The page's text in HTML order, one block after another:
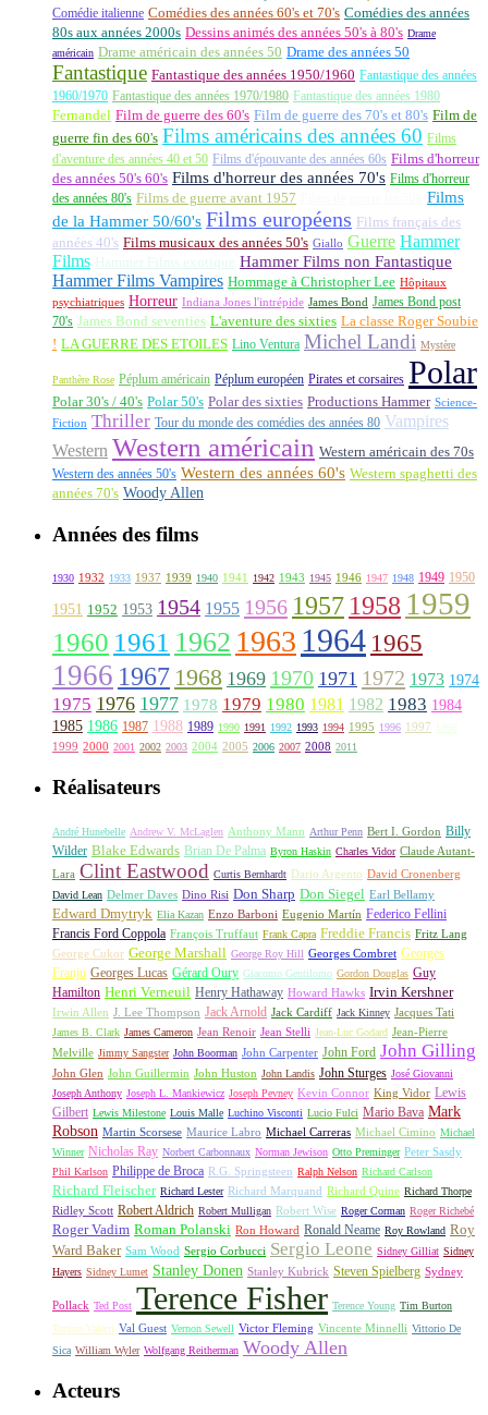
Comédie italienne Comédies des années 60's et 70's Comédies des années
80s aux années 2000s Dessins animés des années 50's à 80's Drame
américain Drame américain des années 50 Drame des années 50
Fantastique Fantastique des années 1950/1960 Fantastique des années
1960/1970 Fantastique des années 1970/1980 Fantastique des années 1980
Fernandel Film de guerre des 60's Film de guerre des 70's et 80's Film de
guerre fin des 60's Films américains des années 60 Films
d'aventure des années 40 et 50 Films d'épouvante des années 60s Films d'horreur
des années 50's 60's Films d'horreur des années 70's Films d'horreur
des années 80's Films de guerre avant 1957
Films
de la Hammer 50/60's Films européens Films français des
années 40's Films musicaux des années 50's Giallo Guerre Hammer
Films Hammer Films exotique Hammer Films non Fantastique
Hammer Films Vampires Hommage à Christopher Lee Hôpitaux
psychiatriques Horreur Indiana Jones l'intrépide James Bond James Bond post
70's James Bond seventies L'aventure des sixties La classe Roger Soubie
! LA GUERRE DES ETOILES Lino Ventura Michel Landi Mystère
Panthère Rose Péplum américain Péplum européen Pirates et corsaires Polar
Polar 30's / 40's Polar 50's Polar des sixties Productions Hammer Science-
Fiction Thriller Tour du monde des comédies des années 80 Vampires
Western Western américain Western américain des 70s
Western des années 50's Western des années 60's Western spaghetti des
années 70's Woody Allen
Années des films
1930 1932 1933 1937 1939 1940 1941 1942 1943 1945 1946 1947 1948 1949 1950
1951 1952 1953 1954 1955 1956 1957 1958 1959
1960 1961 1962 1963 1964 1965
1966 1967 1968 1969 1970 1971 1972 1973 1974
1975 1976 1977 1978 1979 1980 1981 1982 1983 1984
1985 1986 1987 1988 1989 1990 1991 1992 1993 1994 1995 1996 1997 1998
1999 2000 2001 2002 2003 2004 2005 2006 2007 2008 2011
Réalisateurs
André Hunebelle Andrew V. McLaglen Anthony Mann Arthur Penn Bert I. Gordon Billy
Wilder Blake Edwards Brian De Palma Byron Haskin Charles Vidor Claude Autant-
Lara Clint Eastwood Curtis Bernhardt Dario Argento David Cronenberg
David Lean Delmer Daves Dino Risi Don Sharp Don Siegel Earl Bellamy
Edward Dmytryk Elia Kazan Enzo Barboni Eugenio Martín Federico Fellini
Francis Ford Coppola François Truffaut Frank Capra Freddie Francis Fritz Lang
George Cukor George Marshall George Roy Hill Georges Combret Georges
Franju Georges Lucas Gérard Oury Giacomo Gentilomo Gordon Douglas Guy
Hamilton Henri Verneuil Henry Hathaway Howard Hawks Irvin Kershner
Irwin Allen J. Lee Thompson Jack Arnold Jack Cardiff Jack Kinney Jacques Tati
James B. Clark James Cameron Jean Renoir Jean Stelli Jean-Luc Godard Jean-Pierre
Melville Jimmy Sangster John Boorman John Carpenter John Ford John Gilling
John Glen John Guillermin John Huston John Landis John Sturges José Giovanni
Joseph Anthony Joseph L. Mankiewicz Joseph Pevney Kevin Connor King Vidor Lewis
Gilbert Lewis Milestone Louis Malle Luchino Visconti Lucio Fulci Mario Bava Mark
Robson Martin Scorsese Maurice Labro Michael Carreras Michael Cimino Michael
Winner Nicholas Ray Norbert Carbonnaux Norman Jewison Otto Preminger Peter Sasdy
Phil Karlson Philippe de Broca R.G. Springsteen Ralph Nelson Richard Carlson
Richard Fleischer Richard Lester Richard Marquand Richard Quine Richard Thorpe
Ridley Scott Robert Aldrich Robert Mulligan Robert Wise Roger Corman Roger Richebé
Roger Vadim Roman Polanski Ron Howard Ronald Neame Roy Rowland Roy
Ward Baker Sam Wood Sergio Corbucci Sergio Leone Sidney Gilliat Sidney
Hayers Sidney Lumet Stanley Donen Stanley Kubrick Steven Spielberg Sydney
Pollack Ted Post Terence Fisher Terence Young Tim Burton
Tonino Valerii Val Guest Vernon Sewell Victor Fleming Vincente Minnelli Vittorio De
Sica William Wyler Wolfgang Reitherman Woody Allen
Acteurs